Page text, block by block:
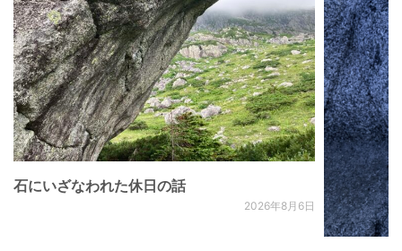
石にいざなわれた休日の話
2026年8月6日